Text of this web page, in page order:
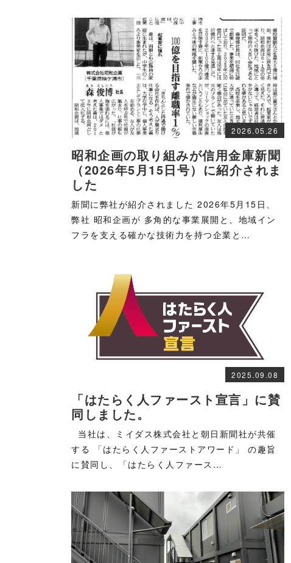
2026.05.26
昭和企画の取り組みが信用金庫新聞
（2026年5月15日号）に紹介されま
した
新聞に弊社が紹介されました 2026年5月15日、
弊社 昭和企画が 多角的な事業展開と、地域イン
フラを支える確かな技術力を持つ企業と…
2025.09.08
「はたらく人ファースト宣言」に賛
同しました。
当社は、ミイダス株式会社と朝日新聞社が共催
する 「はたらく人ファーストアワード」 の趣旨
に賛同し、「はたらく人ファース…